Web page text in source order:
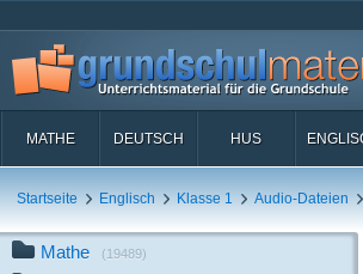
MATHE DEUTSCH HUS
Startseite Englisch Klasse 1 Audio-Dateien
Mathe (19489)